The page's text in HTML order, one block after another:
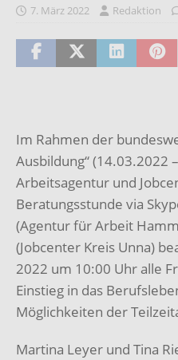
7. März 2022 Redaktion
Im Rahmen der
Ausbildung“ (14.03.2022
Arbeitsagentur und
Beratungsstunde via
(Agentur für Arbeit
(Jobcenter Kreis Unna)
2022 um 10:00 Uhr alle
Einstieg in das
Möglichkeiten der
Martina Leyer und Tina